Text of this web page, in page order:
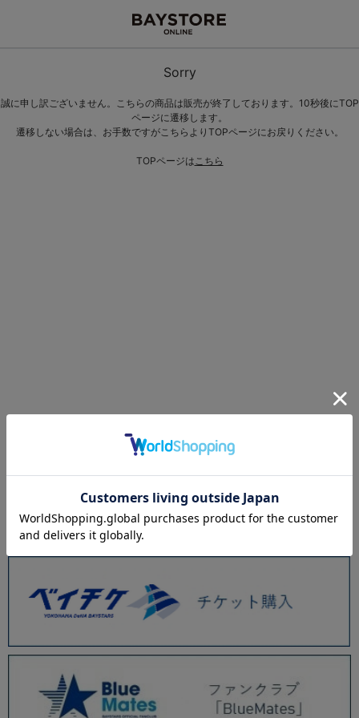
Sorry
誠に申し訳ございません。こちらの商品は販売が終了しております。10秒後にTOP
ページに遷移します。
遷移しない場合は、お手数ですがこちらよりTOPページにお戻りください。
TOPページはこちら